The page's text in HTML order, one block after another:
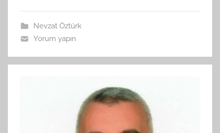
Nevzat Öztürk
Yorum yapın